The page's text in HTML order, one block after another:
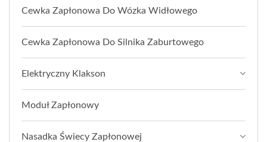
Cewka Zapłonowa Do Wózka Widłowego
Cewka Zapłonowa Do Silnika Zaburtowego
Elektryczny Klakson
Moduł Zapłonowy
Nasadka Świecy Zapłonowej